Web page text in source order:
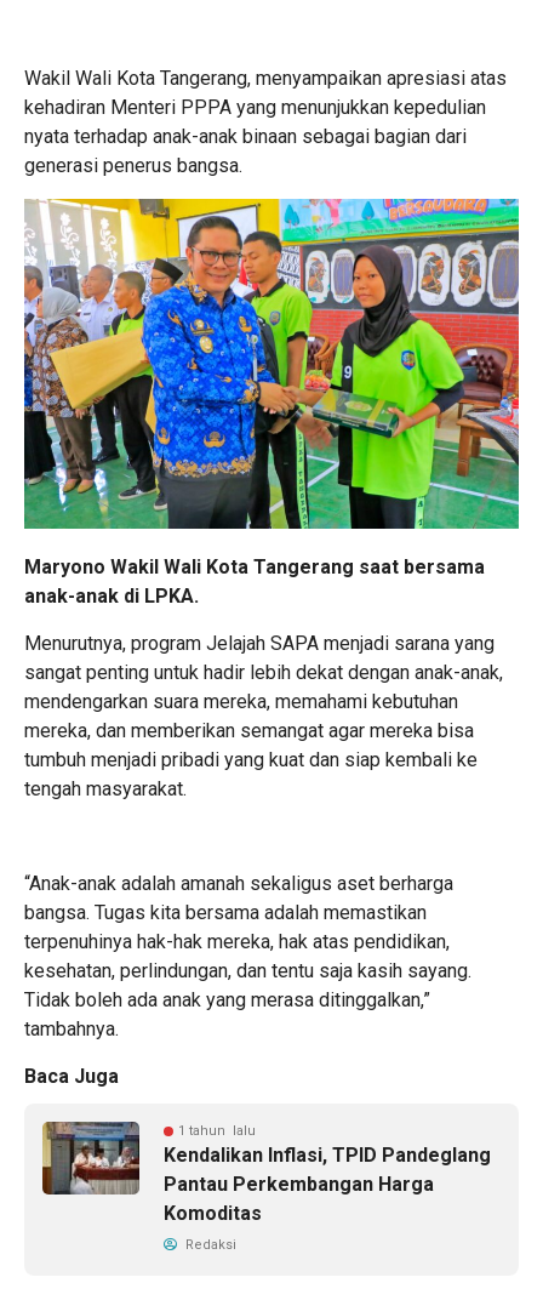
Wakil Wali Kota Tangerang, menyampaikan apresiasi atas
kehadiran Menteri PPPA yang menunjukkan kepedulian
nyata terhadap anak-anak binaan sebagai bagian dari
generasi penerus bangsa.
Maryono Wakil Wali Kota Tangerang saat bersama
anak-anak di LPKA.
Menurutnya, program Jelajah SAPA menjadi sarana yang
sangat penting untuk hadir lebih dekat dengan anak-anak,
mendengarkan suara mereka, memahami kebutuhan
mereka, dan memberikan semangat agar mereka bisa
tumbuh menjadi pribadi yang kuat dan siap kembali ke
tengah masyarakat.
“Anak-anak adalah amanah sekaligus aset berharga
bangsa. Tugas kita bersama adalah memastikan
terpenuhinya hak-hak mereka, hak atas pendidikan,
kesehatan, perlindungan, dan tentu saja kasih sayang.
Tidak boleh ada anak yang merasa ditinggalkan,”
tambahnya.
Baca Juga
1 tahun lalu
Kendalikan Inflasi, TPID Pandeglang
Pantau Perkembangan Harga
Komoditas
Redaksi